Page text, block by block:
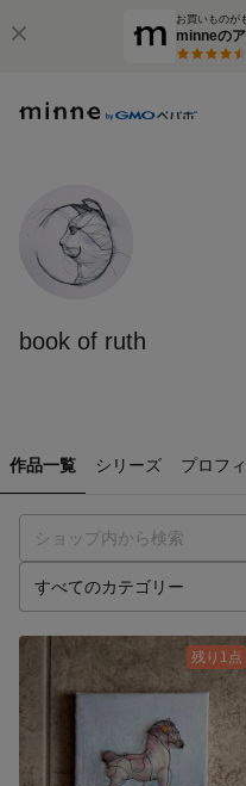
お買いものが
minneの
book of ruth
作品一覧 シリーズ プロフ
残り1点